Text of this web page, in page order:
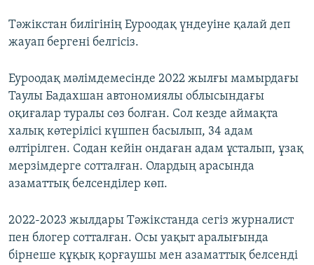
Тәжікстан билігінің Еуроодақ үндеуіне қалай деп
жауап бергені белгісіз.
Еуроодақ мәлімдемесінде 2022 жылғы мамырдағы
Таулы Бадахшан автономиялы облысындағы
оқиғалар туралы сөз болған. Сол кезде аймақта
халық көтерілісі күшпен басылып, 34 адам
өлтірілген. Содан кейін ондаған адам ұсталып, ұзақ
мерзімдерге сотталған. Олардың арасында
азаматтық белсенділер көп.
2022-2023 жылдары Тәжікстанда сегіз журналист
пен блогер сотталған. Осы уақыт аралығында
бірнеше құқық қорғаушы мен азаматтық белсенді